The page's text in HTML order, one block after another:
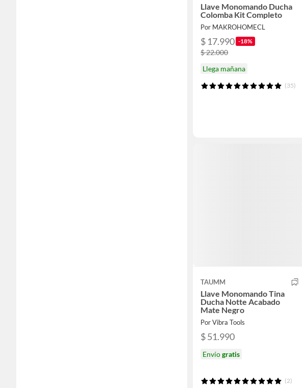
Llave Monomando Ducha
Colomba Kit Completo
Por MAKROHOMECL
$ 17.990 -18%
$ 22.000
Llega mañana
(35)
TAUMM
Llave Monomando Tina
Ducha Notte Acabado
Mate Negro
Por Vibra Tools
$ 51.990
Envíogratis
(2)